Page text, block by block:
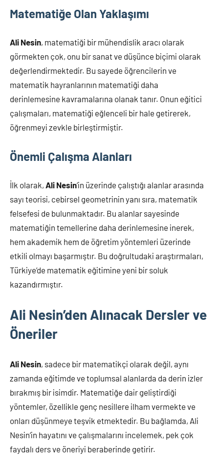
Matematiğe Olan Yaklaşımı
Ali Nesin, matematiği bir mühendislik aracı olarak
görmekten çok, onu bir sanat ve düşünce biçimi olarak
değerlendirmektedir. Bu sayede öğrencilerin ve
matematik hayranlarının matematiği daha
derinlemesine kavramalarına olanak tanır. Onun eğitici
çalışmaları, matematiği eğlenceli bir hale getirerek,
öğrenmeyi zevkle birleştirmiştir.
Önemli Çalışma Alanları
İlk olarak, Ali Nesin’in üzerinde çalıştığı alanlar arasında
sayı teorisi, cebirsel geometrinin yanı sıra, matematik
felsefesi de bulunmaktadır. Bu alanlar sayesinde
matematiğin temellerine daha derinlemesine inerek,
hem akademik hem de öğretim yöntemleri üzerinde
etkili olmayı başarmıştır. Bu doğrultudaki araştırmaları,
Türkiye’de matematik eğitimine yeni bir soluk
kazandırmıştır.
Ali Nesin’den Alınacak Dersler ve
Öneriler
Ali Nesin, sadece bir matematikçi olarak değil, aynı
zamanda eğitimde ve toplumsal alanlarda da derin izler
bırakmış bir isimdir. Matematiğe dair geliştirdiği
yöntemler, özellikle genç nesillere ilham vermekte ve
onları düşünmeye teşvik etmektedir. Bu bağlamda, Ali
Nesin’in hayatını ve çalışmalarını incelemek, pek çok
faydalı ders ve öneriyi beraberinde getirir.